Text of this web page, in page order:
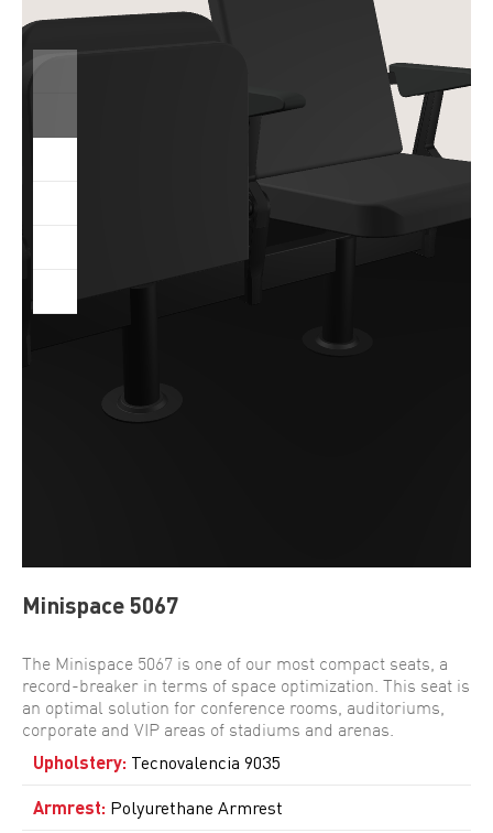
Minispace 5067
The Minispace 5067 is one of our most compact seats, a
record-breaker in terms of space optimization. This seat is
an optimal solution for conference rooms, auditoriums,
corporate and VIP areas of stadiums and arenas.
Upholstery: Tecnovalencia 9035
Armrest: Polyurethane Armrest